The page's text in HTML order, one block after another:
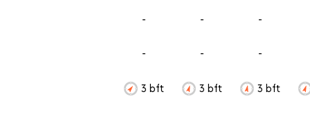
-
-
3 bft
-
-
3 bft
-
-
3 bft